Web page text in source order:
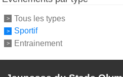
Tous les types
Sportif
Entrainement